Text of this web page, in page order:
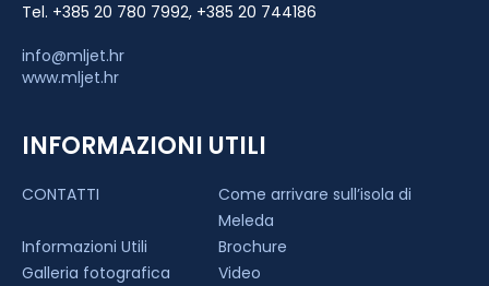
Tel. +385 20 780 7992, +385 20 744186
info@mljet.hr
www.mljet.hr
INFORMAZIONI UTILI
CONTATTI
Come arrivare sull’isola di
Meleda
Informazioni Utili
Brochure
Galleria fotografica
Video